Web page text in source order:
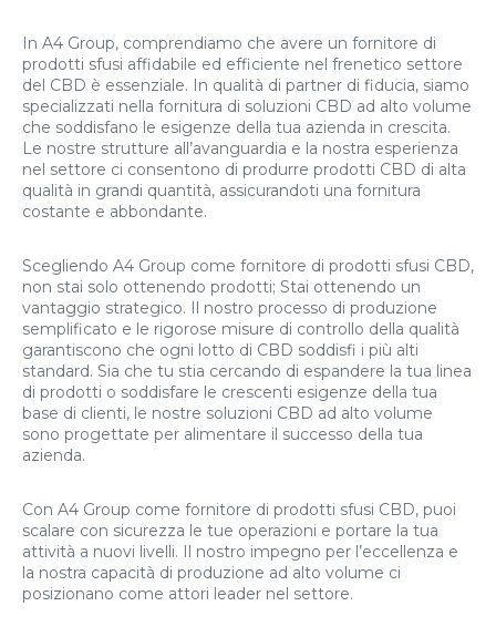
In A4 Group, comprendiamo che avere un fornitore di
prodotti sfusi affidabile ed efficiente nel frenetico settore
del CBD è essenziale. In qualità di partner di fiducia, siamo
specializzati nella fornitura di soluzioni CBD ad alto volume
che soddisfano le esigenze della tua azienda in crescita.
Le nostre strutture all’avanguardia e la nostra esperienza
nel settore ci consentono di produrre prodotti CBD di alta
qualità in grandi quantità, assicurandoti una fornitura
costante e abbondante.
Scegliendo A4 Group come fornitore di prodotti sfusi CBD,
non stai solo ottenendo prodotti; Stai ottenendo un
vantaggio strategico. Il nostro processo di produzione
semplificato e le rigorose misure di controllo della qualità
garantiscono che ogni lotto di CBD soddisfi i più alti
standard. Sia che tu stia cercando di espandere la tua linea
di prodotti o soddisfare le crescenti esigenze della tua
base di clienti, le nostre soluzioni CBD ad alto volume
sono progettate per alimentare il successo della tua
azienda.
Con A4 Group come fornitore di prodotti sfusi CBD, puoi
scalare con sicurezza le tue operazioni e portare la tua
attività a nuovi livelli. Il nostro impegno per l’eccellenza e
la nostra capacità di produzione ad alto volume ci
posizionano come attori leader nel settore.